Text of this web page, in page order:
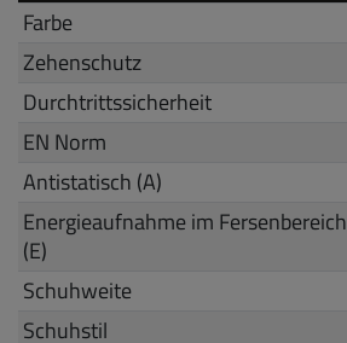
Farbe
Zehenschutz
Durchtrittssicherheit
EN Norm
Antistatisch (A)
Energieaufnahme im Fersenbereich
(E)
Schuhweite
Schuhstil